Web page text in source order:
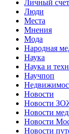
Личный счет
Люди
Места
Мнения
Мода
Народная
Наука
Наука и
Научпоп
Новости
Новости
Новости
Новости
Новости